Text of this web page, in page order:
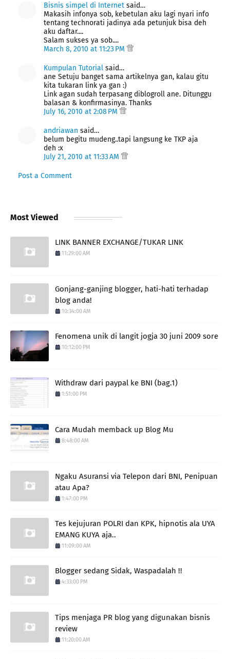
Bisnis simpel di Internet said…
Makasih infonya sob, kebetulan aku lagi nyari info
tentang technorati jadinya ada petunjuk bisa deh
aku daftar....
Salam sukses ya sob....
March 8, 2010 at 11:23 PM
Kumpulan Tutorial said…
ane Setuju banget sama artikelnya gan, kalau gitu
kita tukaran link ya gan :)
Link agan sudah terpasang diblogroll ane. Ditunggu
balasan & konfirmasinya. Thanks
July 16, 2010 at 2:08 PM
andriawan said…
belum begitu mudeng..tapi langsung ke TKP aja
deh :x
July 21, 2010 at 11:33 AM
Post a Comment
Most Viewed
LINK BANNER EXCHANGE/TUKAR LINK
11:29:00 AM
Gonjang-ganjing blogger, hati-hati terhadap
blog anda!
10:34:00 AM
Fenomena unik di langit jogja 30 juni 2009 sore
10:12:00 PM
Withdraw dari paypal ke BNI (bag.1)
1:51:00 PM
Cara Mudah memback up Blog Mu
8:48:00 AM
Ngaku Asuransi via Telepon dari BNI, Penipuan
atau Apa?
1:47:00 PM
Tes kejujuran POLRI dan KPK, hipnotis ala UYA
EMANG KUYA aja..
11:09:00 AM
Blogger sedang Sidak, Waspadalah !!
4:33:00 PM
Tips menjaga PR blog yang digunakan bisnis
review
11:20:00 AM